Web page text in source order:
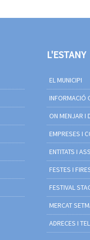
L'ESTANY
EL MUNICIPI
INFORMACIÓ
ON MENJAR I
EMPRESES I
ENTITATS I
FESTES I
FESTIVAL
MERCAT
ADRECES I